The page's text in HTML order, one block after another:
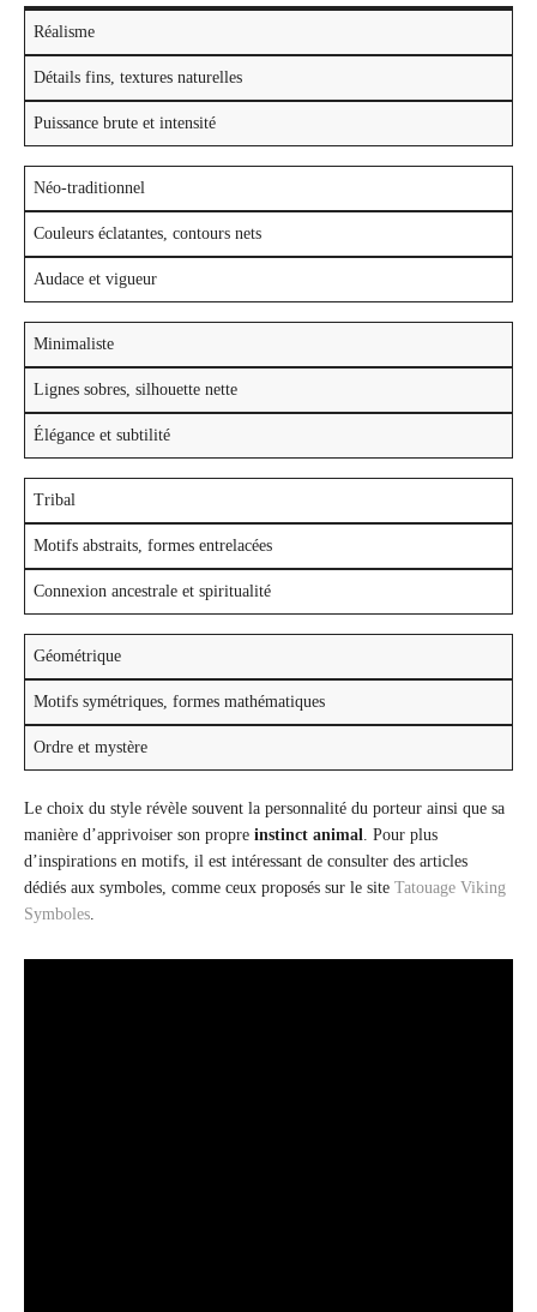
Réalisme
Détails fins, textures naturelles
Puissance brute et intensité
Néo-traditionnel
Couleurs éclatantes, contours nets
Audace et vigueur
Minimaliste
Lignes sobres, silhouette nette
Élégance et subtilité
Tribal
Motifs abstraits, formes entrelacées
Connexion ancestrale et spiritualité
Géométrique
Motifs symétriques, formes mathématiques
Ordre et mystère
Le choix du style révèle souvent la personnalité du porteur ainsi que sa
manière d’apprivoiser son propre instinct animal
. Pour plus
d’inspirations en motifs, il est intéressant de consulter des articles
dédiés aux symboles, comme ceux proposés sur le site Tatouage Viking
Symboles